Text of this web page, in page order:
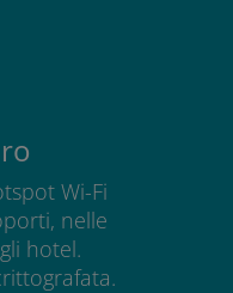
Wi-Fi
nelle
hotel.